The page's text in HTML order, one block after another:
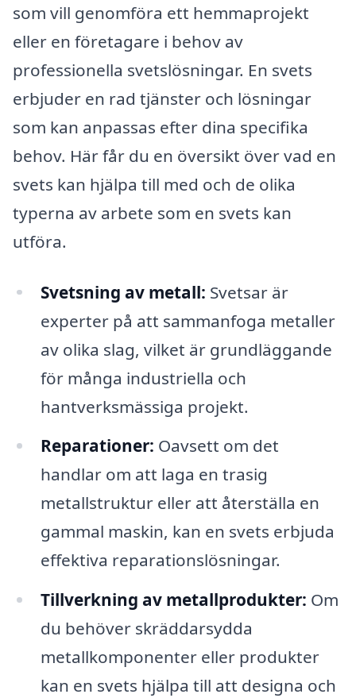
som vill genomföra ett hemmaprojekt
eller en företagare i behov av
professionella svetslösningar. En svets
erbjuder en rad tjänster och lösningar
som kan anpassas efter dina specifika
behov. Här får du en översikt över vad en
svets kan hjälpa till med och de olika
typerna av arbete som en svets kan
utföra.
Svetsning av metall: Svetsar är
experter på att sammanfoga metaller
av olika slag, vilket är grundläggande
för många industriella och
hantverksmässiga projekt.
Reparationer: Oavsett om det
handlar om att laga en trasig
metallstruktur eller att återställa en
gammal maskin, kan en svets erbjuda
effektiva reparationslösningar.
Tillverkning av metallprodukter: Om
du behöver skräddarsydda
metallkomponenter eller produkter
kan en svets hjälpa till att designa och